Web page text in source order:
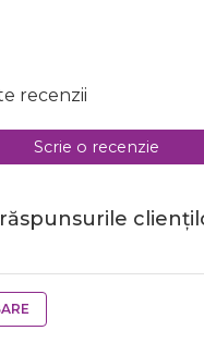
recenzii
Scrie o recenzie